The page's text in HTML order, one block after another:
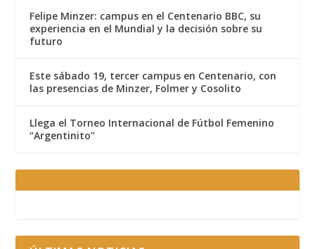
Felipe Minzer: campus en el Centenario BBC, su
experiencia en el Mundial y la decisión sobre su
futuro
Este sábado 19, tercer campus en Centenario, con
las presencias de Minzer, Folmer y Cosolito
Llega el Torneo Internacional de Fútbol Femenino
“Argentinito”